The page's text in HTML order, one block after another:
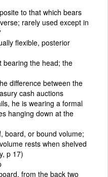
to that which bears
rarely used except in
flexible, posterior
bearing the head; the
difference between the
cash auctions
he is wearing a formal
hanging down at the
board, or bound volume;
rests when shelved
p 17)
from the back two